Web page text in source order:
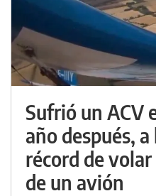
Sufrió un ACV
año después,
récord de
de un avión